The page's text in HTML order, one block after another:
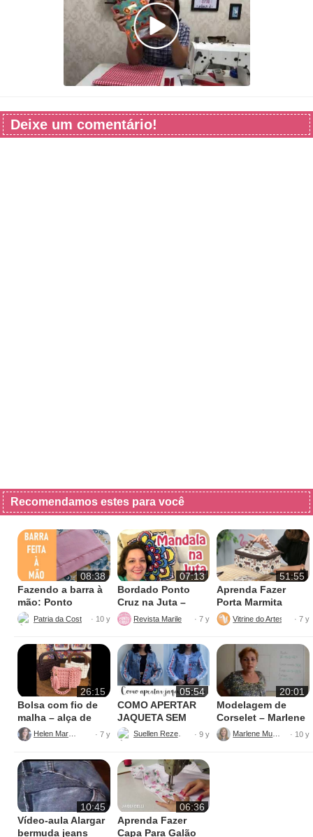
Deixe um comentário!
Recomendamos estes para você
08:38
Fazendo a barra à
mão: Ponto
escondido
· 10 y
07:13
Bordado Ponto
Cruz na Juta –
Fácil de Fazer
Revista Marileny Ponto Cruz
· 7 y
51:55
Aprenda Fazer
Porta Marmita
Térmica
Vitrine do Artesanato
· 7 y
26:15
Bolsa com fio de
malha – alça de
mão
Helen Mareth · 7 y
05:54
COMO APERTAR
JAQUETA SEM
MÁQUINA
Suellen Rezende · 9 y
20:01
Modelagem de
Corselet – Marlene
Mukai
Marlene Mukai · 10 y
10:45
Vídeo-aula Alargar
bermuda jeans
06:36
Aprenda Fazer
Capa Para Galão